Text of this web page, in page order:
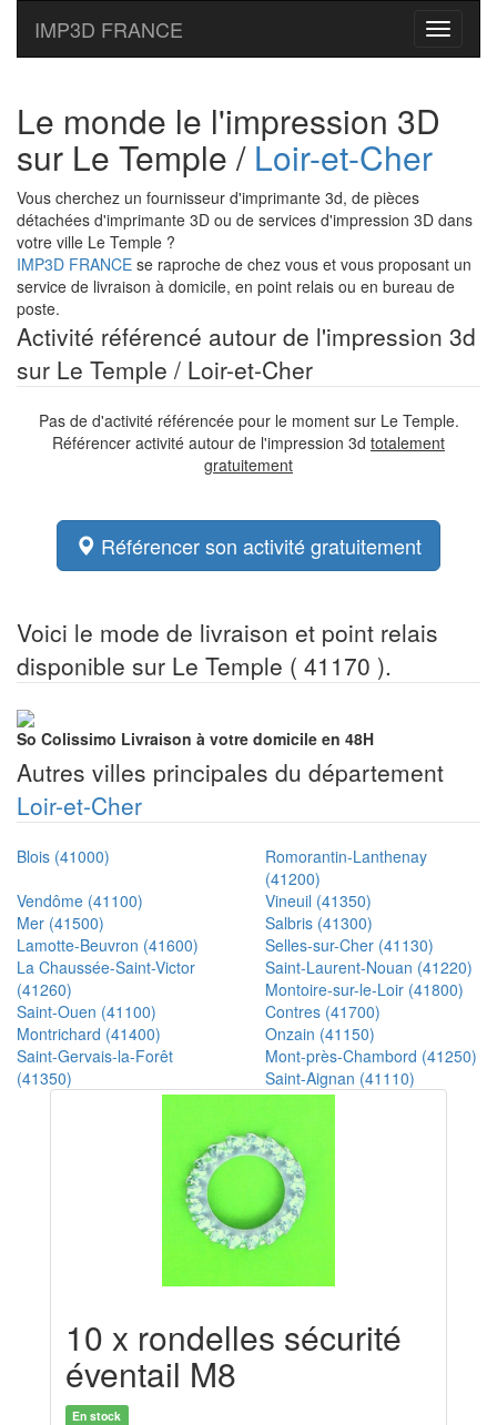
Toggle
IMP3D FRANCE
Le monde le l'impression 3D
sur Le Temple / Loir-et-Cher
Vous cherchez un fournisseur d'imprimante 3d, de pièces
détachées d'imprimante 3D ou de services d'impression 3D dans
votre ville Le Temple ?
IMP3D FRANCE se raproche de chez vous et vous proposant un
service de livraison à domicile, en point relais ou en bureau de
poste.
Activité référencé autour de l'impression 3d
sur Le Temple / Loir-et-Cher
Pas de d'activité référencée pour le moment sur Le Temple.
Référencer activité autour de l'impression 3d totalement
gratuitement
Référencer son activité gratuitement
Voici le mode de livraison et point relais
disponible sur Le Temple ( 41170 ).
So Colissimo Livraison à votre domicile en 48H
Autres villes principales du département
Loir-et-Cher
Blois (41000)
Romorantin-Lanthenay
(41200)
Vendôme (41100)
Vineuil (41350)
Mer (41500)
Salbris (41300)
Lamotte-Beuvron (41600)
Selles-sur-Cher (41130)
La Chaussée-Saint-Victor
(41260)
Saint-Laurent-Nouan (41220)
Montoire-sur-le-Loir (41800)
Saint-Ouen (41100)
Contres (41700)
Montrichard (41400)
Onzain (41150)
Saint-Gervais-la-Forêt
(41350)
Mont-près-Chambord (41250)
Saint-Aignan (41110)
10 x rondelles sécurité
éventail M8
En stock